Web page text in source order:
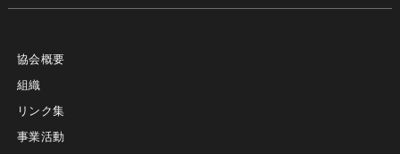
協会概要
組織
リンク集
事業活動